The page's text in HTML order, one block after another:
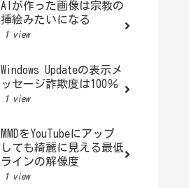
AIが作った画像は宗教の
挿絵みたいになる
1 view
Windows Updateの表示メ
ッセージ詐欺度は100％
1 view
MMDをYouTubeにアップ
しても綺麗に見える最低
ラインの解像度
1 view